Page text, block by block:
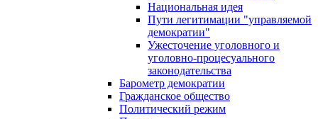
Национальная идея
Пути легитимации "управляемой
демократии"
Ужесточение уголовного и
уголовно-процесуального
законодательства
Барометр демократии
Гражданское общество
Политический режим